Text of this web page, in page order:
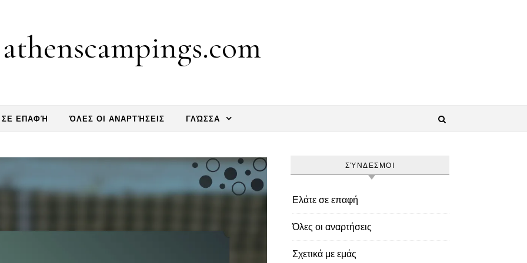
athenscampings.com
ΣΕ ΕΠΑΦΉ ΌΛΕΣ ΟΙ ΑΝΑΡΤΉΣΕΙΣ ΓΛΏΣΣΑ
ΣΎΝΔΕΣΜΟΙ
Ελάτε σε επαφή
Όλες οι αναρτήσεις
Σχετικά με εμάς